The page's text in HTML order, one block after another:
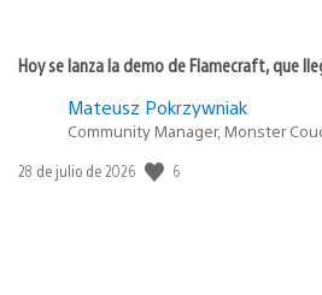
Hoy se lanza la demo de Flamecraft, que
Mateusz Pokrzywniak
Community Manager, Monster
Fecha
28 de julio de 2026 6